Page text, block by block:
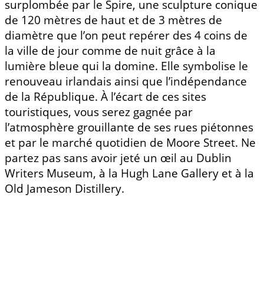
surplombée par le Spire, une sculpture conique
de 120 mètres de haut et de 3 mètres de
diamètre que l’on peut repérer des 4 coins de
la ville de jour comme de nuit grâce à la
lumière bleue qui la domine. Elle symbolise le
renouveau irlandais ainsi que l’indépendance
de la République. À l’écart de ces sites
touristiques, vous serez gagnée par
l’atmosphère grouillante de ses rues piétonnes
et par le marché quotidien de Moore Street. Ne
partez pas sans avoir jeté un œil au Dublin
Writers Museum, à la Hugh Lane Gallery et à la
Old Jameson Distillery.